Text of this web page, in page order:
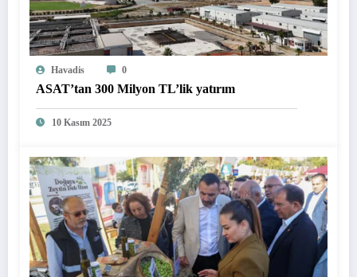
Havadis 0
ASAT’tan 300 Milyon TL’lik yatırım
10 Kasım 2025